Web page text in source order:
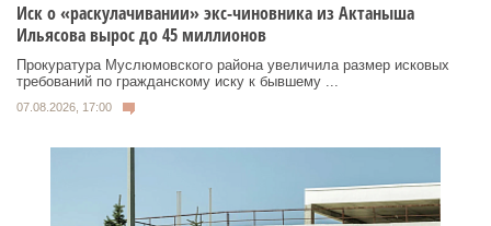
Иск о «раскулачивании» экс-чиновника из Актаныша
Ильясова вырос до 45 миллионов
Прокуратура Муслюмовского района увеличила размер исковых
требований по гражданскому иску к бывшему ...
07.08.2026, 17:00